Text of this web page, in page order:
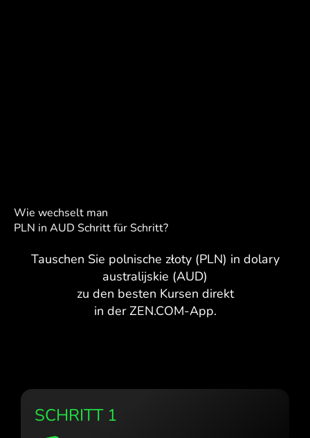
Wie wechselt man
PLN in AUD Schritt für Schritt?
Tauschen Sie polnische złoty (PLN) in dolary
australijskie (AUD)
zu den besten Kursen direkt
in der ZEN.COM-App.
SCHRITT 1